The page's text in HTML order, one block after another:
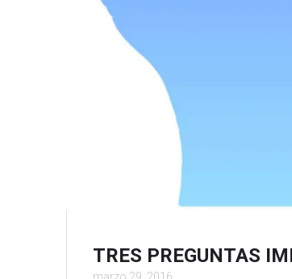
TRES PREGUNTAS